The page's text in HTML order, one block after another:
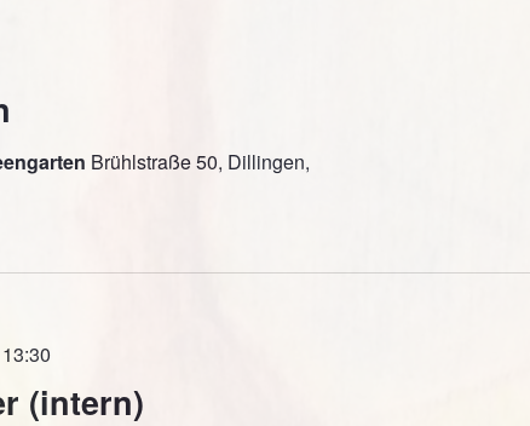
Brühlstraße 50, Dillingen,
(intern)
13:30